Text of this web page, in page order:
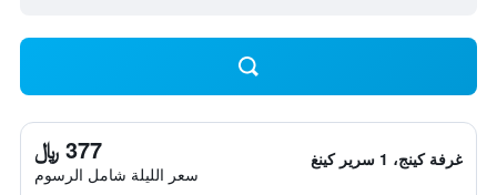
غرفة كينج، 1 سرير كينغ 377 ﷼
سعر الليلة شامل الرسوم